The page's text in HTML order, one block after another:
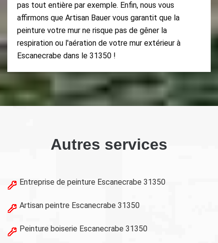
pas tout entière par exemple. Enfin, nous vous
affirmons que Artisan Bauer vous garantit que la
peinture votre mur ne risque pas de gêner la
respiration ou l'aération de votre mur extérieur à
Escanecrabe dans le 31350 !
Autres services
Entreprise de peinture Escanecrabe 31350
Artisan peintre Escanecrabe 31350
Peinture boiserie Escanecrabe 31350